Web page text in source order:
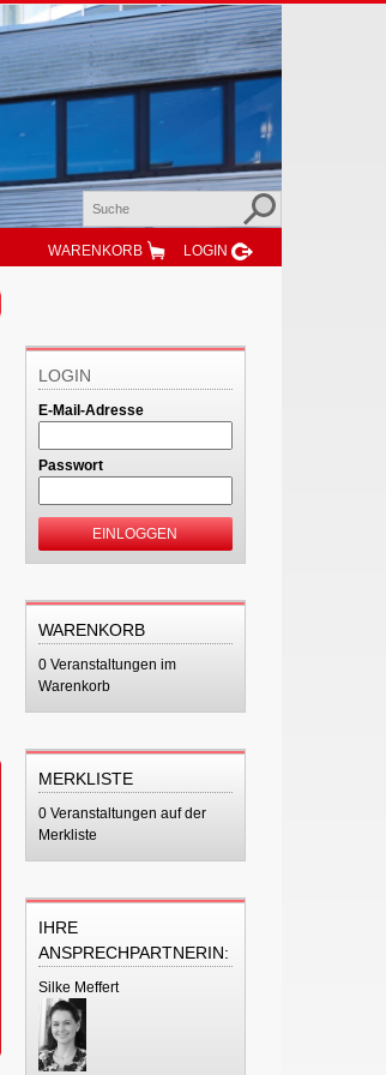
WARENKORB LOGIN
LOGIN
E-Mail-Adresse
Passwort
EINLOGGEN
WARENKORB
0 Veranstaltungen im
Warenkorb
MERKLISTE
0 Veranstaltungen auf der
Merkliste
IHRE
ANSPRECHPARTNERIN:
Silke Meffert